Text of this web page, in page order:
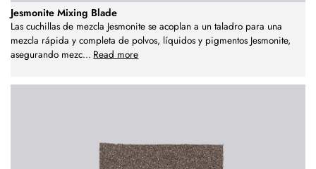
Jesmonite Mixing Blade
Las cuchillas de mezcla Jesmonite se acoplan a un taladro para una
mezcla rápida y completa de polvos, líquidos y pigmentos Jesmonite,
asegurando mezc... Read more